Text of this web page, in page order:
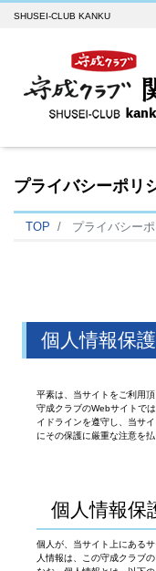
SHUSEI-CLUB KANKU
プライバシーポリ
TOP プライバシー
個人情報保
平素は、当サイトをご利用
守成クラブのWebサイトで
イドラインを遵守し、当サ
にその保護に厳重な注意を払
個人情報保
個人が、当サイト上にある
人情報は、この守成クラブ